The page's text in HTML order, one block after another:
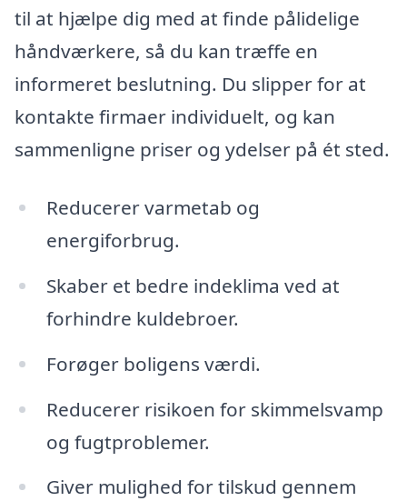
til at hjælpe dig med at finde pålidelige
håndværkere, så du kan træffe en
informeret beslutning. Du slipper for at
kontakte firmaer individuelt, og kan
sammenligne priser og ydelser på ét sted.
Reducerer varmetab og
energiforbrug.
Skaber et bedre indeklima ved at
forhindre kuldebroer.
Forøger boligens værdi.
Reducerer risikoen for skimmelsvamp
og fugtproblemer.
Giver mulighed for tilskud gennem